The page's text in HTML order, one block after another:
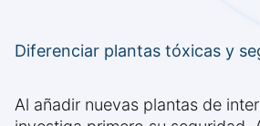
Diferenciar plantas tóxicas y
Al añadir nuevas plantas de